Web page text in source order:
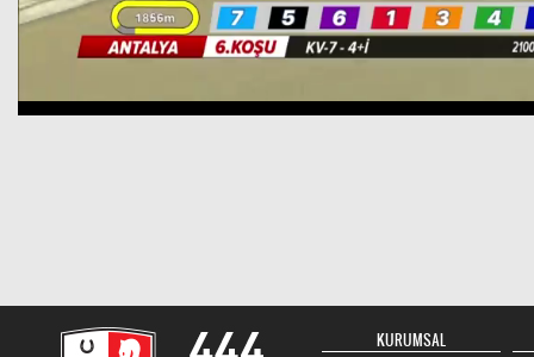
KURUMSAL